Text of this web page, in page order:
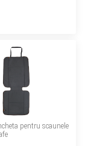
pentru scaunele